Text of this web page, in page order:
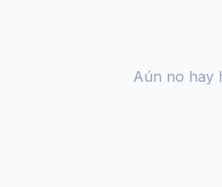
Aún no hay